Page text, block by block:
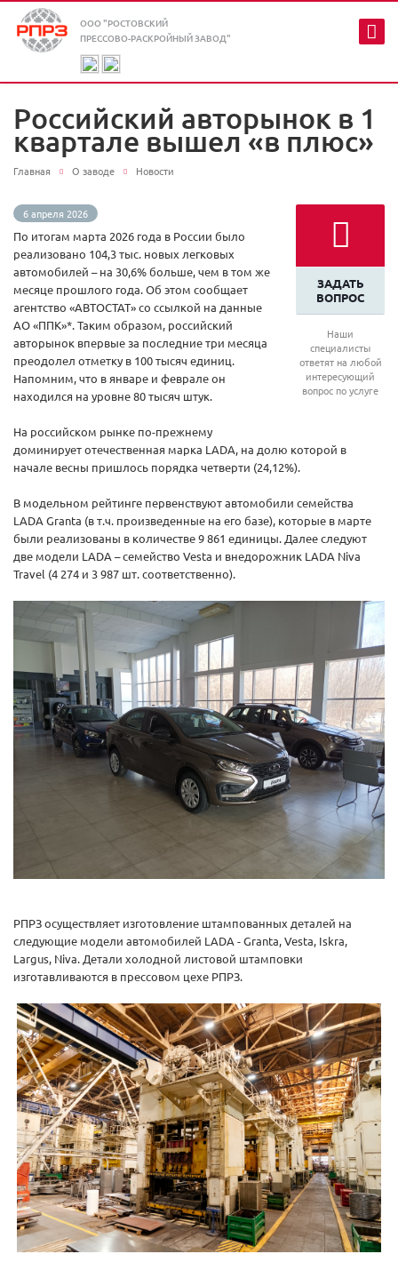
ООО "РОСТОВСКИЙ
ПРЕССОВО-РАСКРОЙНЫЙ ЗАВОД"
Российский авторынок в 1
квартале вышел «в плюс»
Главная О заводе Новости
ЗАДАТЬ
ВОПРОС
Наши
специалисты
ответят на любой
интересующий
вопрос по услуге
6 апреля 2026
По итогам марта 2026 года в России было
реализовано 104,3 тыс. новых легковых
автомобилей – на 30,6% больше, чем в том же
месяце прошлого года. Об этом сообщает
агентство «АВТОСТАТ» со ссылкой на данные
АО «ППК»*. Таким образом, российский
авторынок впервые за последние три месяца
преодолел отметку в 100 тысяч единиц.
Напомним, что в январе и феврале он
находился на уровне 80 тысяч штук.
На российском рынке по-прежнему
доминирует отечественная марка LADA, на долю которой в
начале весны пришлось порядка четверти (24,12%).
В модельном рейтинге первенствуют автомобили семейства
LADA Granta (в т.ч. произведенные на его базе), которые в марте
были реализованы в количестве 9 861 единицы. Далее следуют
две модели LADA – семейство Vesta и внедорожник LADA Niva
Travel (4 274 и 3 987 шт. соответственно).
РПРЗ осуществляет изготовление штампованных деталей на
следующие модели автомобилей LADA - Granta, Vesta, Iskra,
Largus, Niva. Детали холодной листовой штамповки
изготавливаются в прессовом цехе РПРЗ.